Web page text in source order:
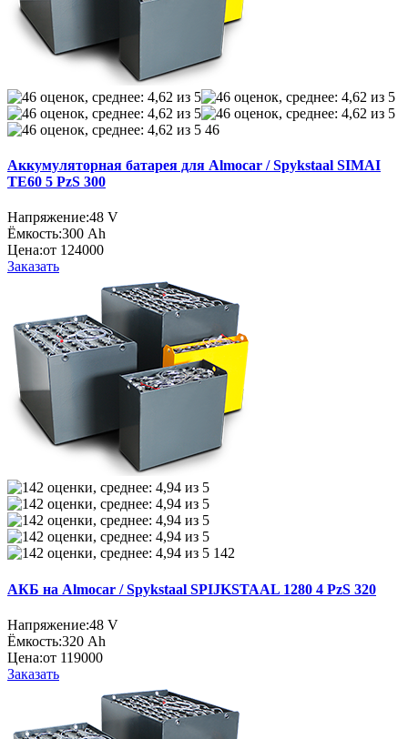
46
Аккумуляторная батарея для Almocar / Spykstaal SIMAI
TE60 5 PzS 300
Напряжение:48 V
Ёмкость:300 Ah
Цена:от 124000
Заказать
142
АКБ на Almocar / Spykstaal SPIJKSTAAL 1280 4 PzS 320
Напряжение:48 V
Ёмкость:320 Ah
Цена:от 119000
Заказать